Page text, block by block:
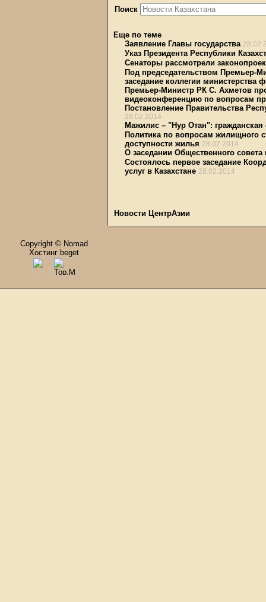
Поиск
Еще по теме
Заявление Главы государства
Указ Президента Республики
Сенаторы рассмотрели
Под председательством Премьер-
заседание коллегии министерства
Премьер-Министр РК С. Ахметов
видеоконференцию по вопросам
Постановление Правительства
28.02.2014
Мажилис – "Нур Отан": гражданская
Политика по вопросам жилищного
доступности жилья 28.02.2014
О заседании Общественного
Состоялось первое заседание
услуг в Казахстане 28.02.2014
Новости ЦентрАзии
Copyright © Nomad
Хостинг beget